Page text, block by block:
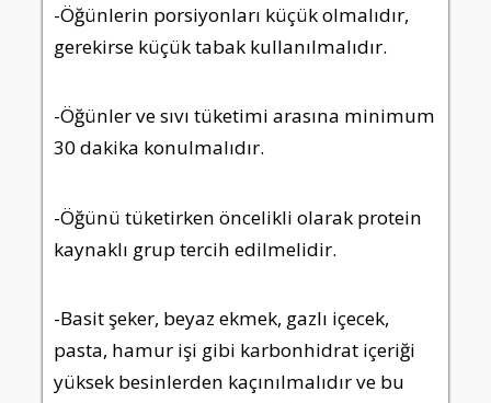
-Öğünlerin porsiyonları küçük olmalıdır,
gerekirse küçük tabak kullanılmalıdır.
-Öğünler ve sıvı tüketimi arasına minimum
30 dakika konulmalıdır.
-Öğünü tüketirken öncelikli olarak protein
kaynaklı grup tercih edilmelidir.
-Basit şeker, beyaz ekmek, gazlı içecek,
pasta, hamur işi gibi karbonhidrat içeriği
yüksek besinlerden kaçınılmalıdır ve bu